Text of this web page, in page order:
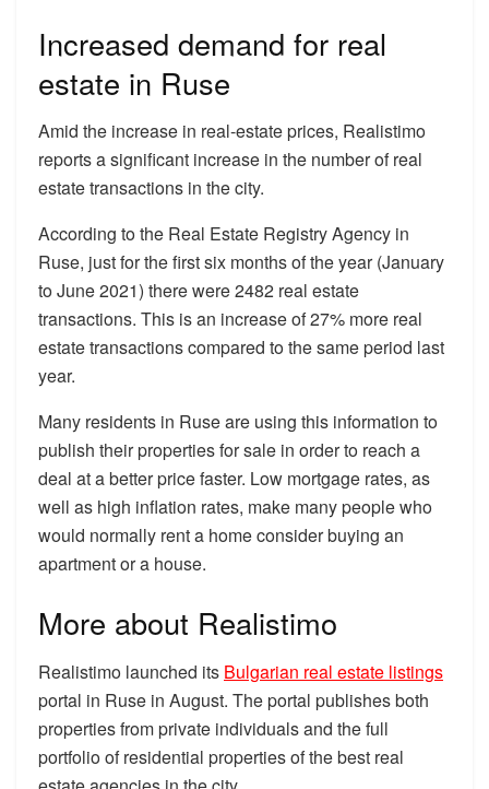
Increased demand for real
estate in Ruse
Amid the increase in real-estate prices, Realistimo
reports a significant increase in the number of real
estate transactions in the city.
According to the Real Estate Registry Agency in
Ruse, just for the first six months of the year (January
to June 2021) there were 2482 real estate
transactions. This is an increase of 27% more real
estate transactions compared to the same period last
year.
Many residents in Ruse are using this information to
publish their properties for sale in order to reach a
deal at a better price faster. Low mortgage rates, as
well as high inflation rates, make many people who
would normally rent a home consider buying an
apartment or a house.
More about Realistimo
Realistimo launched its Bulgarian real estate listings
portal in Ruse in August. The portal publishes both
properties from private individuals and the full
portfolio of residential properties of the best real